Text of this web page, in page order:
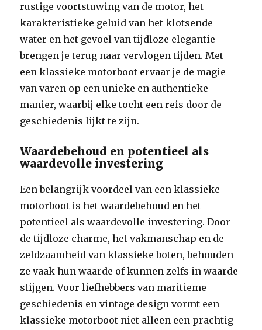
rustige voortstuwing van de motor, het
karakteristieke geluid van het klotsende
water en het gevoel van tijdloze elegantie
brengen je terug naar vervlogen tijden. Met
een klassieke motorboot ervaar je de magie
van varen op een unieke en authentieke
manier, waarbij elke tocht een reis door de
geschiedenis lijkt te zijn.
Waardebehoud en potentieel als
waardevolle investering
Een belangrijk voordeel van een klassieke
motorboot is het waardebehoud en het
potentieel als waardevolle investering. Door
de tijdloze charme, het vakmanschap en de
zeldzaamheid van klassieke boten, behouden
ze vaak hun waarde of kunnen zelfs in waarde
stijgen. Voor liefhebbers van maritieme
geschiedenis en vintage design vormt een
klassieke motorboot niet alleen een prachtig